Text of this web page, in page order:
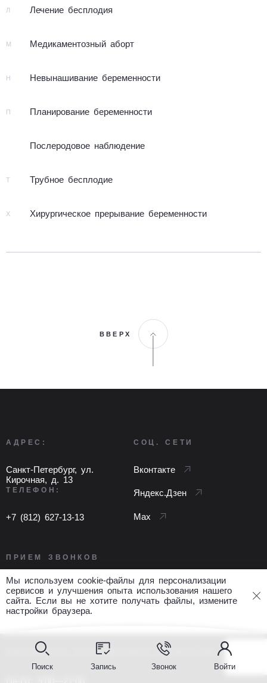
Мы используем cookie-файлы для персонализации
сервисов и улучшения опыта использования нашего
сайта. Если вы не хотите получать файлы, измените
настройки браузера.
Л Ле­че­ние бес­пло­дия
М Ме­ди­ка­мен­тоз­ный аборт
Н Невы­на­ши­ва­ние бе­ре­мен­но­сти
П Пла­ни­ро­ва­ние бе­ре­мен­нос­ти
После­ро­до­вое на­блю­де­ние
Т Труб­ное бесп­ло­дие
Х Хирур­ги­чес­кое пре­ры­ва­ние бе­ре­мен­но­сти
ВВЕРХ
АДРЕС:
Санкт-Петербург, ул.
Кирочная, д. 13
ТЕЛЕФОН:
+7 (812) 627-13-13
СОЦ. СЕТИ
Вконтакте
Яндекс.Дзен
Max
ПРИЕМ ЗВОНКОВ
Пн-Пт: 8:00—22:00
Сб: 8:00—21:00
Вс: 9:00—21:00
ОБРАБОТКА ПИСЬМЕННЫХ ЗАПРОСОВ
Поиск Запись Звонок Войти